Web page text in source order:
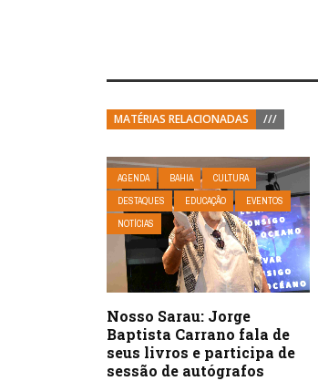
MATÉRIAS RELACIONADAS ///
AGENDA BAHIA
CULTURA
DESTAQUES
EDUCAÇÃO
EVENTOS
NOTÍCIAS
Nosso Sarau: Jorge
Baptista Carrano fala de
seus livros e participa de
sessão de autógrafos